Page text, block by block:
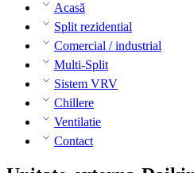
Acasă
Split rezidential
Comercial / industrial
Multi-Split
Sistem VRV
Chillere
Ventilatie
Contact